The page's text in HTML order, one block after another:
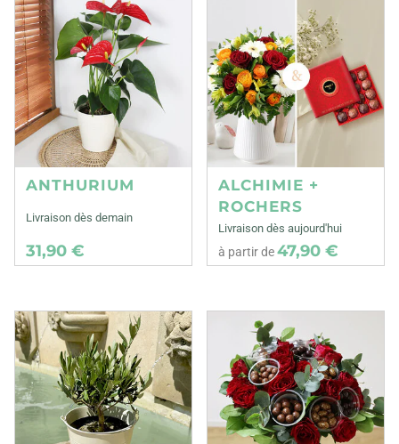
ANTHURIUM
Livraison dès demain
31,90 €
ALCHIMIE +
ROCHERS
Livraison dès aujourd'hui
à partir de47,90 €